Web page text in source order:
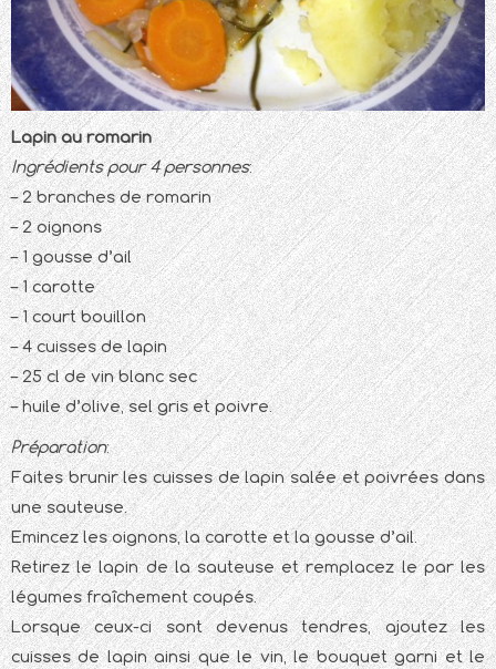
Lapin au romarin
Ingrédients pour 4 personnes:
– 2 branches de romarin
– 2 oignons
– 1 gousse d’ail
– 1 carotte
– 1 court bouillon
– 4 cuisses de lapin
– 25 cl de vin blanc sec
– huile d’olive, sel gris et poivre.
Préparation:
Faites brunir les cuisses de lapin salée et poivrées dans
une sauteuse.
Emincez les oignons, la carotte et la gousse d’ail.
Retirez le lapin de la sauteuse et remplacez le par les
légumes fraîchement coupés.
Lorsque ceux-ci sont devenus tendres, ajoutez les
cuisses de lapin ainsi que le vin, le bouquet garni et le